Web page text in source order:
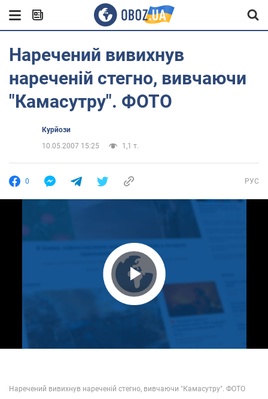
Наречений вивихнув
нареченій стегно, вивчаючи
"Камасутру". ФОТО
Курйози
10.05.2007 15:25
1,1 т.
0 РУС
Play Video